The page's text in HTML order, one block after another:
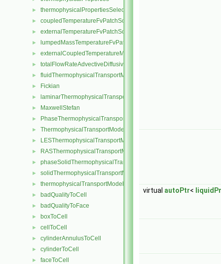
► thermophysicalPropertiesSelector
► coupledTemperatureFvPatchScalarField
► externalTemperatureFvPatchScalarField
► lumpedMassTemperatureFvPatchScalarField
► externalCoupledTemperatureMixedFvPatchScalarField
► totalFlowRateAdvectiveDiffusiveFvPatchScalarField
► fluidThermophysicalTransportModel
► Fickian
► laminarThermophysicalTransportModel
► MaxwellStefan
► PhaseThermophysicalTransportModel
► ThermophysicalTransportModel
► LESThermophysicalTransportModel
► RASThermophysicalTransportModel
► phaseSolidThermophysicalTransportModel
► solidThermophysicalTransportModel
► thermophysicalTransportModel
► badQualityToCell
► badQualityToFace
► boxToCell
► cellToCell
► cylinderAnnulusToCell
► cylinderToCell
► faceToCell
virtual autoPtr<